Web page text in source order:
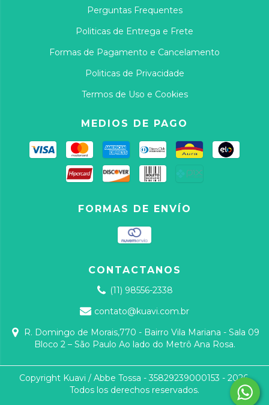
Perguntas Frequentes
Politicas de Entrega e Frete
Formas de Pagamento e Cancelamento
Politicas de Privacidade
Termos de Uso e Cookies
MEDIOS DE PAGO
FORMAS DE ENVÍO
CONTACTANOS
(11) 98556-2338
contato@kuavi.com.br
R. Domingo de Morais,770 - Bairro Vila Mariana - Sala 09
Bloco 2 – São Paulo Ao lado do Metrô Ana Rosa.
Copyright Kuavi / Abbe Tossa - 35829239000153 - 2026.
Todos los derechos reservados.